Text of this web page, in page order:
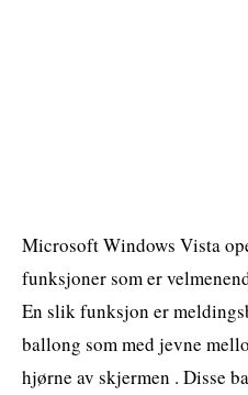
Microsoft Windows Vista
funksjoner som er
En slik funksjon er
ballong som med jevne
hjørne av skjermen . Disse